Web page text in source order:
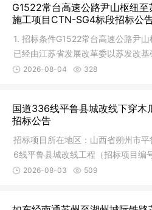
G1522常台高速公路尹山枢纽
施工项目CTN-SG4标段招标公
1. 招标条件G1522常台高速公路尹
已经由江苏省发展改革委以苏发改
(项目代码
2026-08-04 328
国道336线平鲁县城改线下穿木
招标公告
招标项目所在地区：山西省朔州市
6线平鲁县城改线工程（招标项目
01），工程
2026-08-03 509